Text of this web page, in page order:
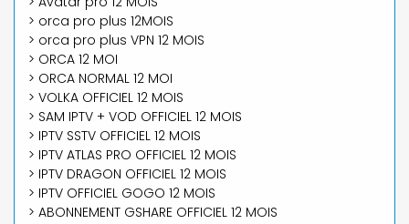
> orca pro plus 12MOIS
> orca pro plus VPN 12 MOIS
> ORCA 12 MOI
> ORCA NORMAL 12 MOI
> VOLKA OFFICIEL 12 MOIS
> SAM IPTV + VOD OFFICIEL 12 MOIS
> IPTV SSTV OFFICIEL 12 MOIS
> IPTV ATLAS PRO OFFICIEL 12 MOIS
> IPTV DRAGON OFFICIEL 12 MOIS
> IPTV OFFICIEL GOGO 12 MOIS
> ABONNEMENT GSHARE OFFICIEL 12 MOIS